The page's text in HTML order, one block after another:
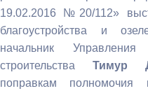
19.02.2016 №20/112»
благоустройства и
начальник
строительства Тимур
поправкам